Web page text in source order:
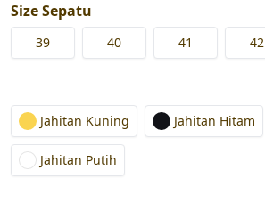
Size Sepatu
39 40 41 42
Jahitan Kuning Jahitan Hitam
Jahitan Putih